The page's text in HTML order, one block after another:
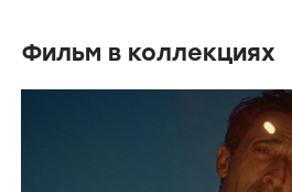
Фильм в коллекциях